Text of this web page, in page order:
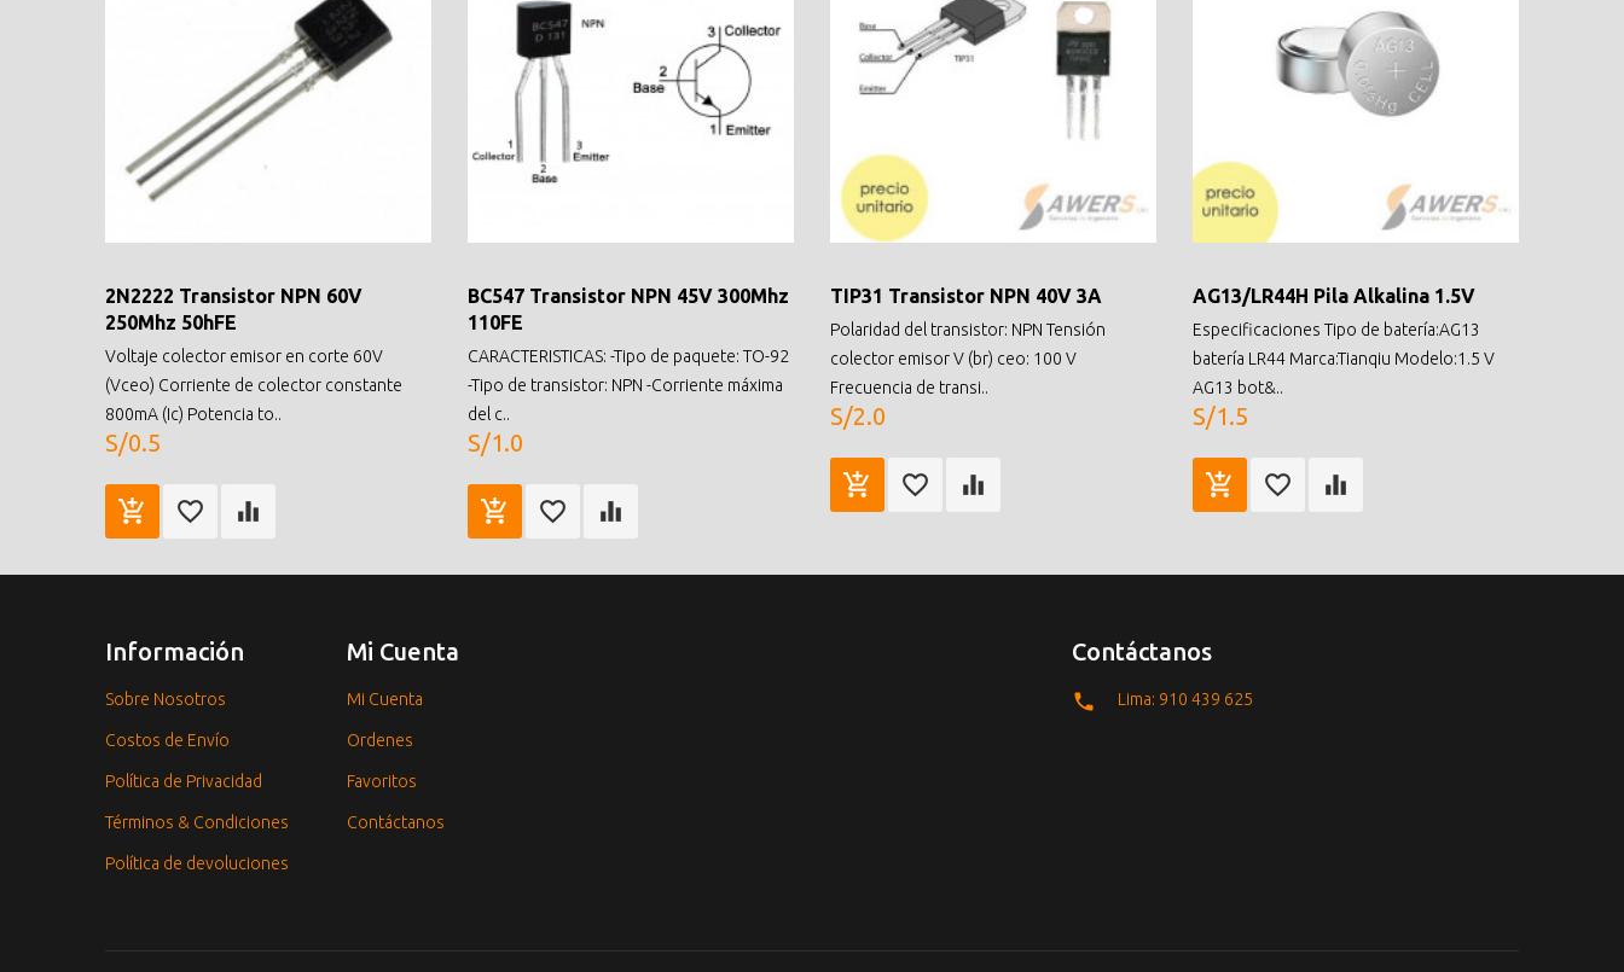
2N2222 Transistor NPN 60V
250Mhz 50hFE
Voltaje colector emisor en corte 60V
(Vceo) Corriente de colector constante
800mA (Ic) Potencia to..
S/0.5
BC547 Transistor NPN 45V 300Mhz
110FE
CARACTERISTICAS: -Tipo de paquete: TO-92
-Tipo de transistor: NPN -Corriente máxima
del c..
S/1.0
TIP31 Transistor NPN 40V 3A
Polaridad del transistor: NPN Tensión
colector emisor V (br) ceo: 100 V
Frecuencia de transi..
S/2.0
AG13/LR44H Pila Alkalina 1.5V
Especificaciones Tipo de batería:AG13
batería LR44 Marca:Tianqiu Modelo:1.5 V
AG13 bot&..
S/1.5
Información
Sobre Nosotros
Costos de Envío
Política de Privacidad
Términos & Condiciones
Política de devoluciones
Mi Cuenta
Mi Cuenta
Ordenes
Favoritos
Contáctanos
Contáctanos
Lima: 910 439 625